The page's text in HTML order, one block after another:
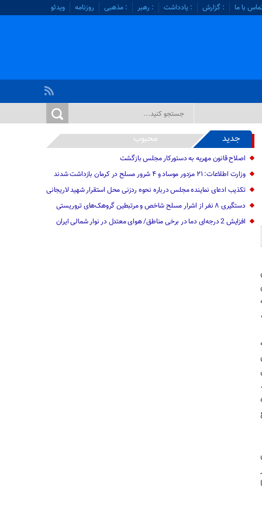
با ما : گزارش : یادداشت : رهبر : مذهبی روزنامه ویدئو
جدید محبوب
اصلاح قانون مهریه به دستورکار مجلس بازگشت
وزارت اطلاعات: ۲۱ مزدور موساد و ۴ شرور مسلح در کرمان بازداشت شدند
تکذیب ادعای نماینده مجلس درباره نحوه ردزنی محل استقرار شهید لاریجانی
دستگیری ۸ نفر از اشرار مسلح شاخص و مرتبطین گروهک‌های تروریستی
افزایش 2 درجه‌ای دما در برخی مناطق/ هوای معتدل در نوار شمالی ایران